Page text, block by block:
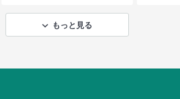
もっと見る